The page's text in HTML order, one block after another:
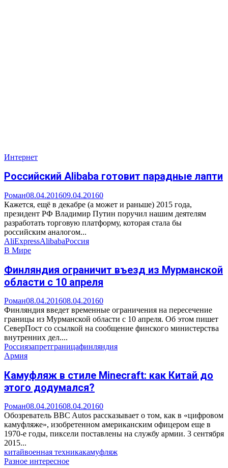
Интернет
Российский Alibaba готовит парадные лапти
Роман08.04.201609.04.20160
Кажется, ещё в декабре (а может и раньше) 2015 года,
президент РФ Владимир Путин поручил нашим деятелям
разработать торговую платформу, которая стала бы
российским аналогом...
AliExpressAlibabaРоссия
В Мире
Финляндия ограничит въезд из Мурманской
области с 10 апреля
Роман08.04.201608.04.20160
Финляндия введет временные ограничения на пересечение
границы из Мурманской области с 10 апреля. Об этом пишет
СеверПост со ссылкой на сообщение финского министерства
внутренних дел....
Россиязапретграницафинляндия
Армия
Камуфляж в стиле Minecraft: как Китай до
этого додумался?
Роман08.04.201608.04.20160
Обозреватель BBC Autos рассказывает о том, как в «цифровом
камуфляже», изобретенном американским офицером еще в
1970-е годы, пиксели поставлены на службу армии. 3 сентября
2015...
китайвоенная техникакамуфляж
Разное интересное